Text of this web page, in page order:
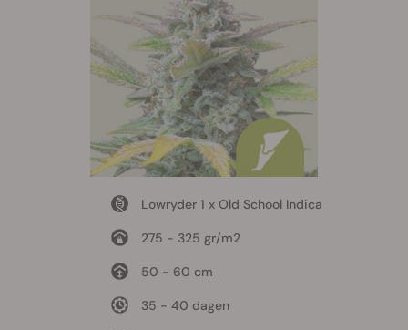
Lowryder 1 x Old School Indica
275 - 325 gr/m2
50 - 60 cm
35 - 40 dagen